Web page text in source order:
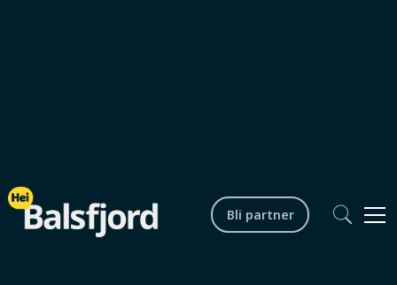
Bli partner